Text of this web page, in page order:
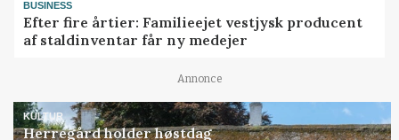
BUSINESS
Efter fire årtier: Familieejet vestjysk producent
af staldinventar får ny medejer
Annonce
KULTUR
Herregård holder høstdag